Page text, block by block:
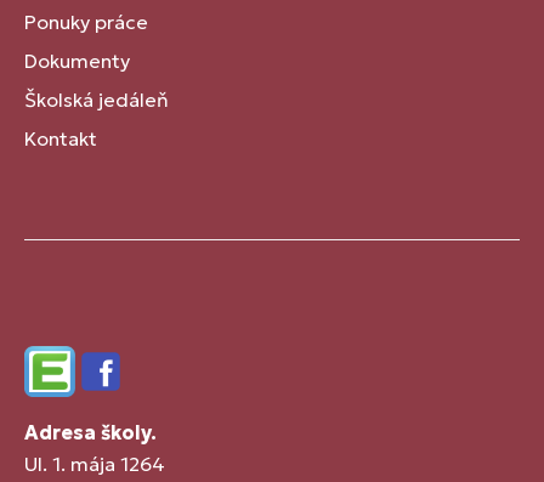
Ponuky práce
Dokumenty
Školská jedáleň
Kontakt
EdupageFacebook
Adresa školy.
Ul. 1. mája 1264